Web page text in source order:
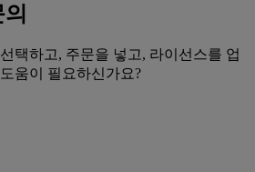
택하고, 주문을 넣고, 라이선스를 업
움이 필요하신가요?